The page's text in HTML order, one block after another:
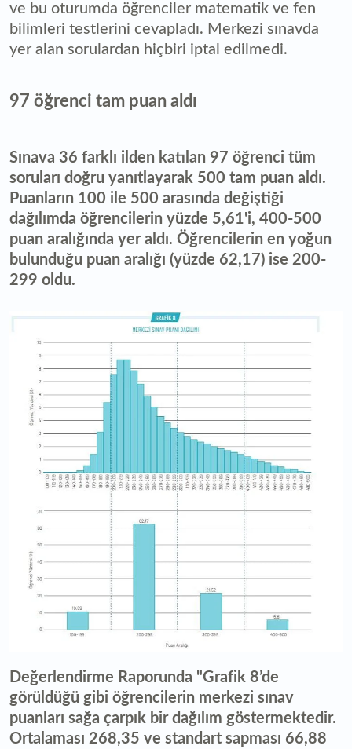
ve bu oturumda öğrenciler matematik ve fen
bilimleri testlerini cevapladı. Merkezi sınavda
yer alan sorulardan hiçbiri iptal edilmedi.
97 öğrenci tam puan aldı
Sınava 36 farklı ilden katılan 97 öğrenci tüm
soruları doğru yanıtlayarak 500 tam puan aldı.
Puanların 100 ile 500 arasında değiştiği
dağılımda öğrencilerin yüzde 5,61'i, 400-500
puan aralığında yer aldı. Öğrencilerin en yoğun
bulunduğu puan aralığı (yüzde 62,17) ise 200-
299 oldu.
Değerlendirme Raporunda "Grafik 8’de
görüldüğü gibi öğrencilerin merkezi sınav
puanları sağa çarpık bir dağılım göstermektedir.
Ortalaması 268,35 ve standart sapması 66,88